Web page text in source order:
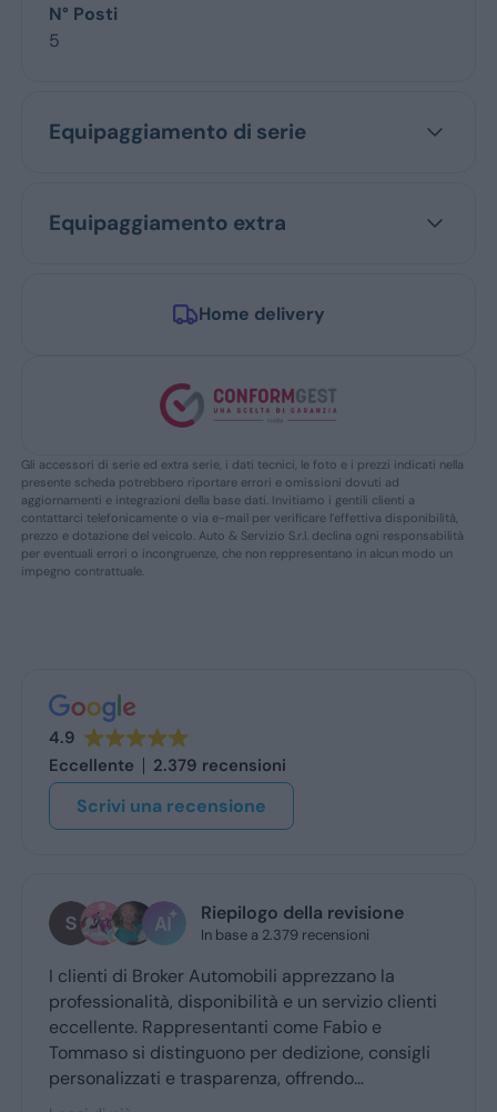
N° Posti
5
Equipaggiamento di serie
Equipaggiamento extra
Home delivery
Gli accessori di serie ed extra serie, i dati tecnici, le foto e i prezzi indicati nella
presente scheda potrebbero riportare errori e omissioni dovuti ad
aggiornamenti e integrazioni della base dati. Invitiamo i gentili clienti a
contattarci telefonicamente o via e-mail per verificare l’effettiva disponibilità,
prezzo e dotazione del veicolo. Auto & Servizio S.r.l. declina ogni responsabilità
per eventuali errori o incongruenze, che non reppresentano in alcun modo un
impegno contrattuale.
4.9
Eccellente
2.379 recensioni
Scrivi una recensione
Riepilogo della revisione
In base a 2.379 recensioni
apprezzano la
e un servizio clienti
come Fabio e
per dedizione, consigli
offrendo
accogliente. Broker
stefano
Grazie mille a